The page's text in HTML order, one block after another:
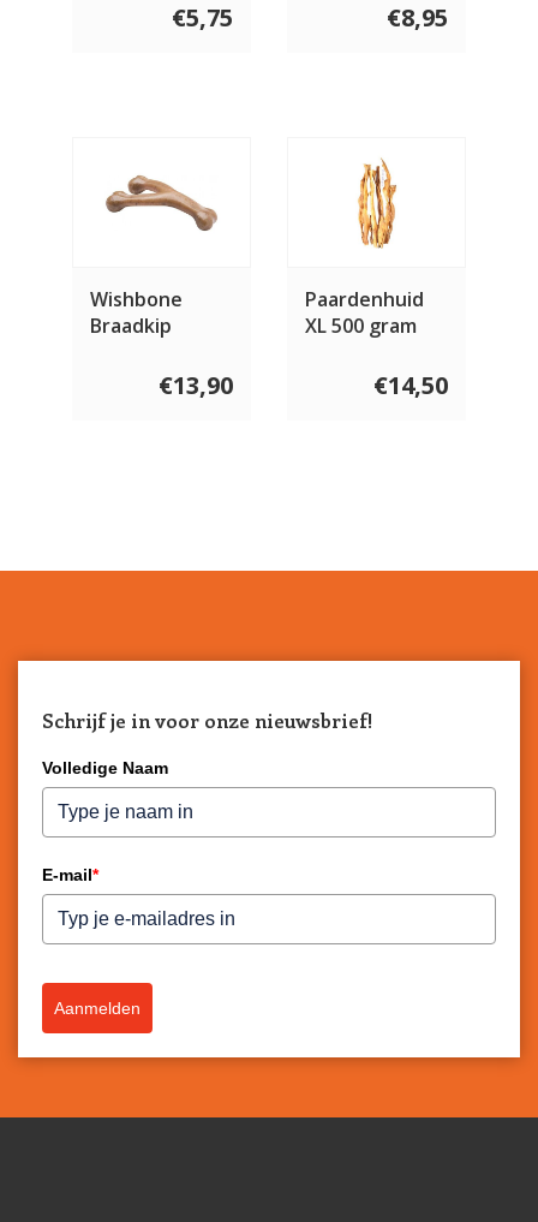
€5,75 €8,95
Wishbone
Braadkip
€13,90
Paardenhuid
XL 500 gram
€14,50
Schrijf je in voor onze nieuwsbrief!
Volledige Naam
E-mail*
Aanmelden